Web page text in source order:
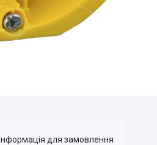
Інформація для замовлення